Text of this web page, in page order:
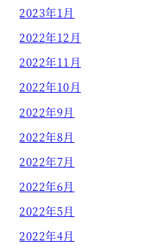
2023年1月
2022年12月
2022年11月
2022年10月
2022年9月
2022年8月
2022年7月
2022年6月
2022年5月
2022年4月